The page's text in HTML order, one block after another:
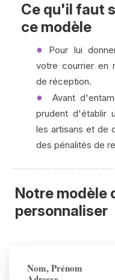
Ce qu'il faut
ce modèle
Pour lui
votre courrier en
de réception.
Avant
prudent d'établir
les artisans et de
des pénalités de
Notre modèle
personnaliser
Nom, Prénom